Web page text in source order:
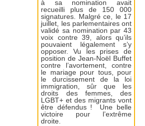
à sa nomination avait
recueilli plus de 150 000
signatures. Malgré ce, le 17
juillet, les parlementaires ont
validé sa nomination par 43
voix contre 39, alors qu’ils
pouvaient légalement s’y
opposer. Vu les prises de
position de Jean-Noël Buffet
contre l’avortement, contre
le mariage pour tous, pour
le durcissement de la loi
immigration, sûr que les
droits des femmes, des
LGBT+ et des migrants vont
être défendus ! Une belle
victoire pour l’extrême
droite.